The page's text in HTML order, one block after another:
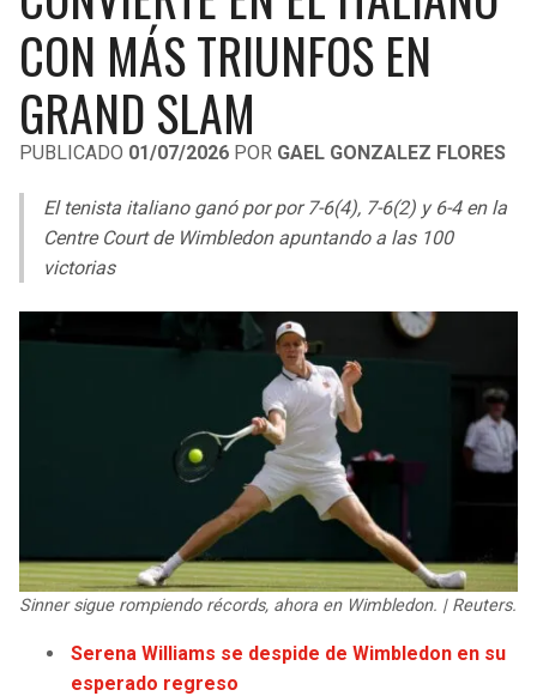
LIGA DE EXPANSIÓN MX
LEAGUES CUP
UEFA EUROPA LEAGUE
UEFA CONFERENCE LEAGUE
MLS
COPA SUDAMERICANA
LIGA BETPLAY
OTRAS LIGAS
RAIDERS
CHARGERS
BENGALS
BROWNS
JAGUARS
TITANS
COWBOYS
CAVALIERS
PISTONS
BUCKS
HAWKS
WIZARDS
WARRIORS
CLIPPERS
CON MÁS TRIUNFOS EN
GRAND SLAM
PUBLICADO 01/07/2026 POR GAEL GONZALEZ FLORES
El tenista italiano ganó por por 7-6(4), 7-6(2) y 6-4 en la
Centre Court de Wimbledon apuntando a las 100
victorias
Sinner sigue rompiendo récords, ahora en Wimbledon. | Reuters.
Serena Williams se despide de Wimbledon en su
esperado regreso